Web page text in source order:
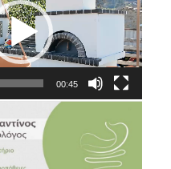
00:45